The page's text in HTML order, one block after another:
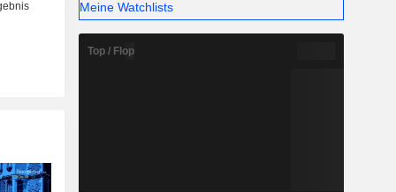
Meine Watchlists
Top / Flop